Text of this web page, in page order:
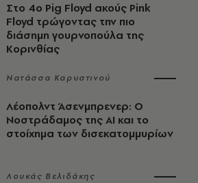
Στο 4ο Pig Floyd ακούς Pink
Floyd τρώγοντας την πιο
διάσημη γουρνοπούλα της
Κορινθίας
Νατάσσα Καρυστινού
Λέοπολντ Άσενμπρενερ: Ο
Νοστράδαμος της AI και το
στοίχημα των δισεκατομμυρίων
Λουκάς Βελιδάκης